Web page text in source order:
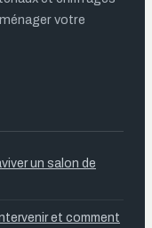
votre
un salon de
et comment